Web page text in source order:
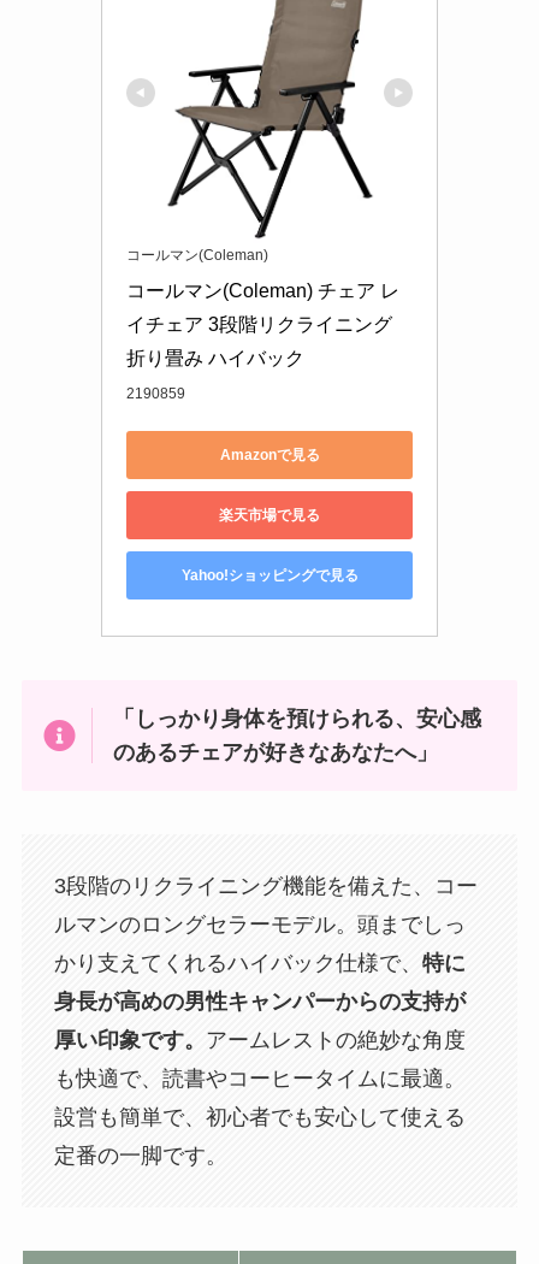
コールマン(Coleman)
コールマン(Coleman) チェア レ
イチェア 3段階リクライニング
折り畳み ハイバック
2190859
Amazonで見る
楽天市場で見る
Yahoo!ショッピングで見る
「しっかり身体を預けられる、安心感
のあるチェアが好きなあなたへ」
3段階のリクライニング機能を備えた、コー
ルマンのロングセラーモデル。頭までしっ
かり支えてくれるハイバック仕様で、 特に
身長が高めの男性キャンパーからの支持が
厚い印象です。 アームレストの絶妙な角度
も快適で、読書やコーヒータイムに最適。
設営も簡単で、初心者でも安心して使える
定番の一脚です。